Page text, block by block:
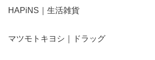
HAPiNS｜生活雑貨
マツモトキヨシ｜ドラッグ